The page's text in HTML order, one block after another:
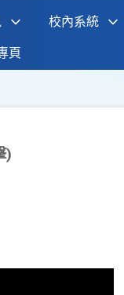
校內系統
頁
)